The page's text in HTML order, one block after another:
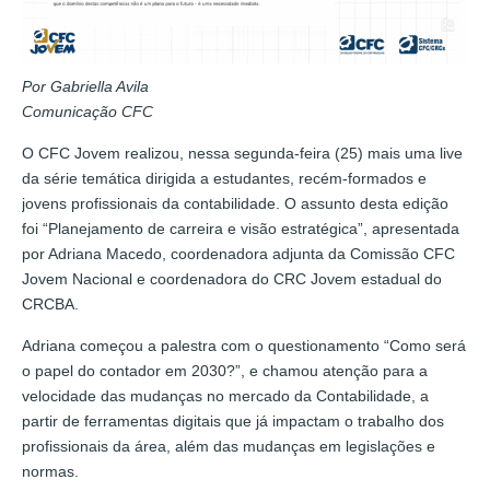
Por Gabriella Avila
Comunicação CFC
O CFC Jovem realizou, nessa segunda-feira (25) mais uma live
da série temática dirigida a estudantes, recém-formados e
jovens profissionais da contabilidade. O assunto desta edição
foi “Planejamento de carreira e visão estratégica”, apresentada
por Adriana Macedo, coordenadora adjunta da Comissão CFC
Jovem Nacional e coordenadora do CRC Jovem estadual do
CRCBA.
Adriana começou a palestra com o questionamento “Como será
o papel do contador em 2030?”, e chamou atenção para a
velocidade das mudanças no mercado da Contabilidade, a
partir de ferramentas digitais que já impactam o trabalho dos
profissionais da área, além das mudanças em legislações e
normas.